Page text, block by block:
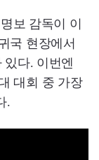
보 감독이 이
국 현장에서
있다. 이번엔
대회 중 가장
.